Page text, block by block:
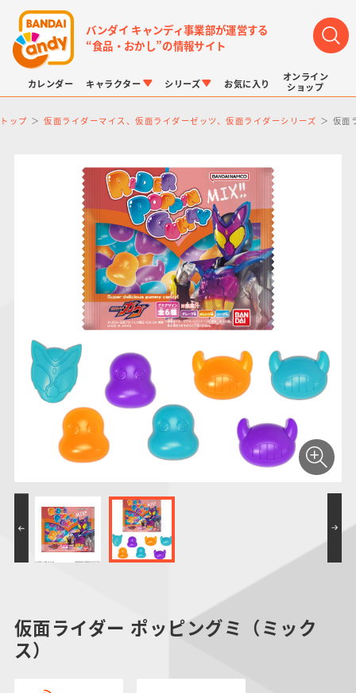
バンダイ キャンディ事業部が運営する
“食品・おかし”の情報サイト
カレンダー キャラクター
LINK TRAVELERS
仮面ライダーシリー
PROJECT R.E.D.・
スーパー戦隊シリー
ズ
プリキュアシリーズ
ガンダムシリーズ
ポケットモンスター
ドラゴンボール
アンパンマン たま
シリーズ
チョコボックス
キャラパキ
つりグミ
チョコサプ
にふぉるめーしょん
＆スクエアシール
SMPシリーズ
ポケモンキッズ
ポケモンスケールワ
ールド
お気に入り
オンライン
ショップ
トップ 仮面ライダーマイス、仮面ライダーゼッツ、仮面ライダーシリーズ 仮面
仮面ライダー ポッピングミ（ミック
ス）